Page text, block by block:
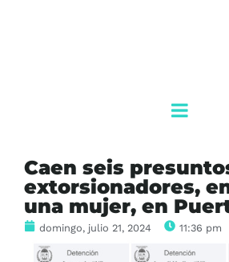
Caen seis
extorsionadores,
una mujer, en
domingo, julio 21, 2024 11:36 pm